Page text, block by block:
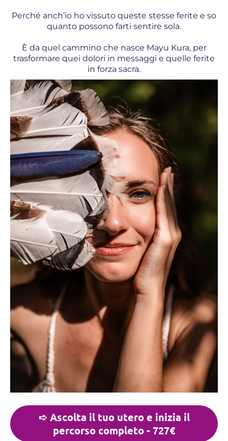
Perché anch’io ho vissuto queste stesse ferite e so
quanto possono farti sentire sola.
È da quel cammino che nasce Mayu Kura, per
trasformare quei dolori in messaggi e quelle ferite
in forza sacra.
➪ Ascolta il tuo utero e inizia il
percorso completo - 727€